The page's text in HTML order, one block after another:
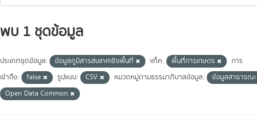
พบ 1 ชุดข้อมูล
ประเภทชุดข้อมูล: ข้อมูลภูมิสารสนเทศเชิงพื้นที่ แท็ค: พื้นที่การเกษตร
การ
เข้าถึง:
false รูปแบบ: CSV หมวดหมู่ตามธรรมาภิบาลข้อมูล: ข้อมูลสาธารณะ
Open Data Common